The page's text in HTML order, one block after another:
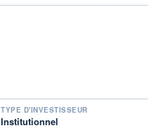
TYPE D'INVESTISSEUR
Institutionnel